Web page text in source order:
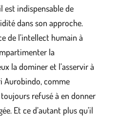
est indispensable de
dans son approche.
de l’intellect humain à
la
la dominer et l’asservir à
Aurobindo, comme
toujours refusé à en donner
Et ce d’autant plus qu’il